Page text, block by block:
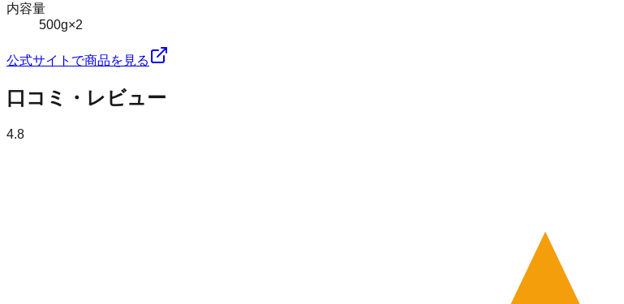
内容量
500g×2
公式サイトで商品を見る
口コミ・レビュー
4.8